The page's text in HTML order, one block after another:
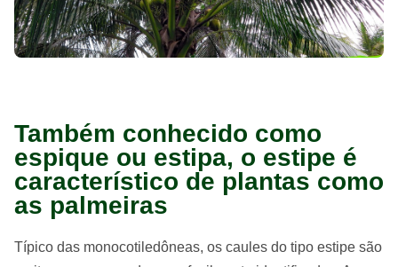
Também conhecido como
espique ou estipa, o estipe é
característico de plantas como
as palmeiras
Típico das monocotiledôneas, os caules do tipo estipe são